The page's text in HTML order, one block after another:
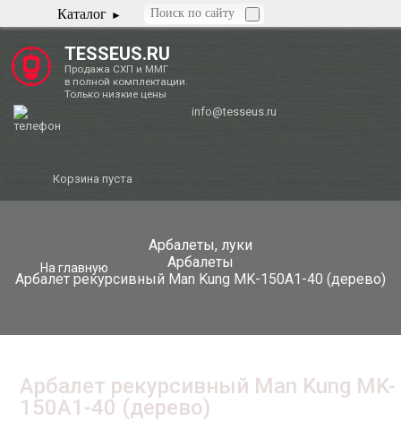
Каталог
TESSEUS.RU
Продажа СХП и ММГ
в полной комплектации.
Только низкие цены
info@tesseus.ru
Корзина пуста
Арбалеты, луки
Арбалеты
Арбалет рекурсивный Man Kung MK-150A1-40 (дерево)
На главную
Арбалет рекурсивный Man Kung MK-
150A1-40 (дерево)